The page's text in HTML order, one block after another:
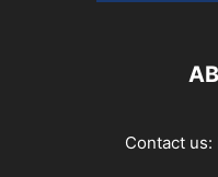
Contact us: